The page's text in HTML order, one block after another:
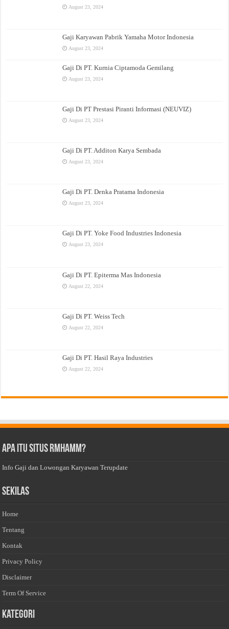
August 23, 2024
Gaji Karyawan Pabrik Yamaha Motor Indonesia
August 23, 2024
Gaji Di PT. Kurnia Ciptamoda Gemilang
August 23, 2024
Gaji Di PT Prestasi Piranti Informasi (NEUVIZ)
August 23, 2024
Gaji Di PT. Additon Karya Sembada
August 23, 2024
Gaji Di PT. Denka Pratama Indonesia
August 23, 2024
Gaji Di PT. Yoke Food Industries Indonesia
August 23, 2024
Gaji Di PT. Epiterma Mas Indonesia
August 22, 2024
Gaji Di PT. Weiss Tech
August 22, 2024
Gaji Di PT. Hasil Raya Industries
August 22, 2024
Apa Itu Situs Rmhamm?
Info Gaji dan Lowongan Karyawan Terupdate
Sekilas
Home
Tentang
Kontak
Privacy Policy
Disclaimer
Term Of Service
Kategori